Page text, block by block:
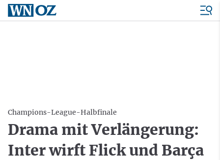
Champions-League-Halbfinale
Drama mit Verlängerung:
Inter wirft Flick und Barça